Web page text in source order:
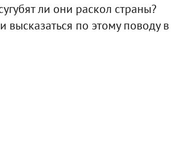
ли они раскол страны?
по этому поводу в